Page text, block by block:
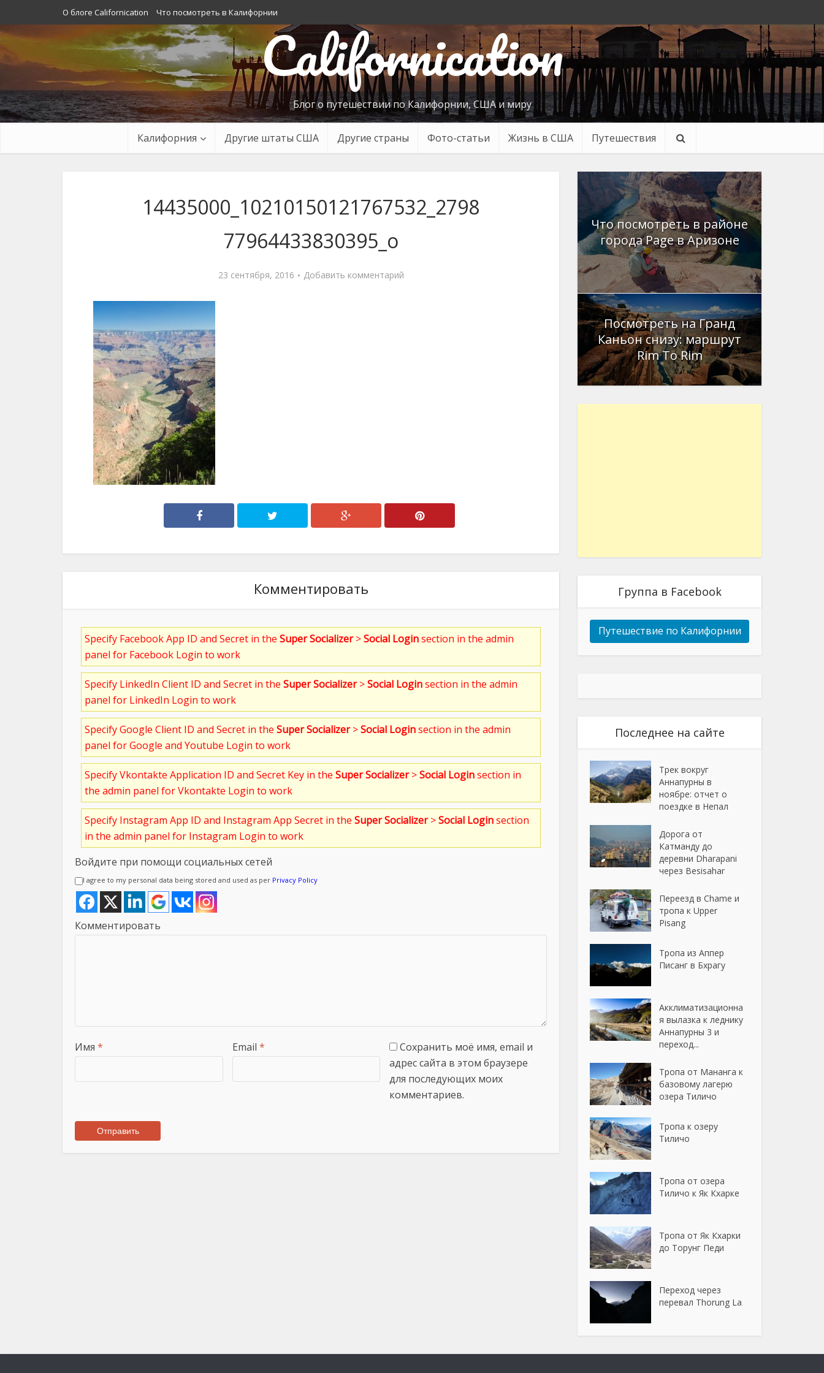
О блоге Californication Что посмотреть в КалифорнииCalifornication
Блог о путешествии по Калифорнии, США и миру
Калифорния Другие штаты США Другие страны Фото-статьи Жизнь в США Путешествия
14435000_10210150121767532_2798
77964433830395_o
23 сентября, 2016 Добавить комментарий
Комментировать
Specify Facebook App ID and Secret in the Super Socializer>Social Loginsection in the admin
panel for Facebook Login to work
Specify LinkedIn Client ID and Secret in the Super Socializer>Social Loginsection in the admin
panel for LinkedIn Login to work
Specify Google Client ID and Secret in the Super Socializer>Social Loginsection in the admin
panel for Google and Youtube Login to work
Specify Vkontakte Application ID and Secret Key in the Super Socializer>Social Loginsection in
the admin panel for Vkontakte Login to work
Specify Instagram App ID and Instagram App Secret in the Super Socializer>Social Loginsection
in the admin panel for Instagram Login to work
Войдите при помощи социальных сетей
I agree to my personal data being stored and used as per Privacy Policy
Комментировать
Имя * Email *
Сохранить моё имя, email и
адрес сайта в этом браузере
для последующих моих
комментариев.
Что посмотреть в районе
города Page в Аризоне
Посмотреть на Гранд
Каньон снизу: маршрут
Rim To Rim
Группа в Facebook
Путешествие по Калифорнии
Последнее на сайте
Трек вокруг
Аннапурны в
ноябре: отчет о
поездке в Непал
Дорога от
Катманду до
деревни Dharapani
через Besisahar
Переезд в Chame и
тропа к Upper
Pisang
Тропа из Аппер
Писанг в Бхрагу
Акклиматизационна
я вылазка к леднику
Аннапурны 3 и
переход...
Тропа от Мананга к
базовому лагерю
озера Тиличо
Тропа к озеру
Тиличо
Тропа от озера
Тиличо к Як Кхарке
Тропа от Як Кхарки
до Торунг Педи
Переход через
перевал Thorung La